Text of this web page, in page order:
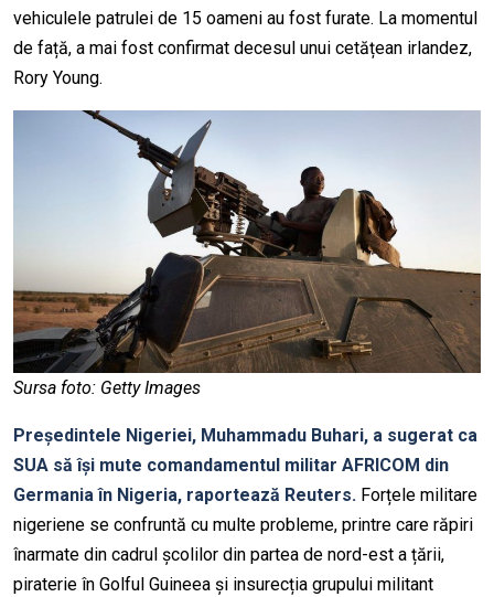
vehiculele patrulei de 15 oameni au fost furate. La momentul
de față, a mai fost confirmat decesul unui cetățean irlandez,
Rory Young.
Sursa foto: Getty Images
Președintele Nigeriei, Muhammadu Buhari, a sugerat ca
SUA să își mute comandamentul militar AFRICOM din
Germania în Nigeria, raportează Reuters. Forțele militare
nigeriene se confruntă cu multe probleme, printre care răpiri
înarmate din cadrul școlilor din partea de nord-est a țării,
piraterie în Golful Guineea și insurecția grupului militant